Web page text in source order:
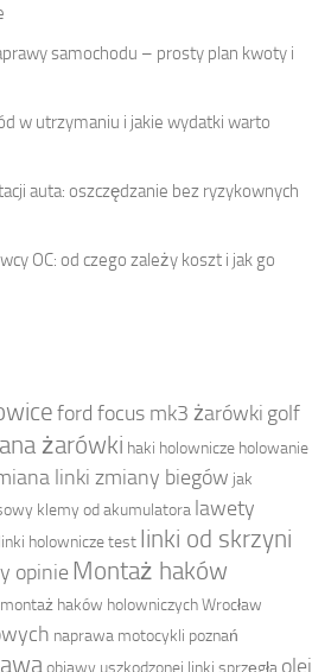
samochodu – prosty plan kwoty i
w utrzymaniu i jakie wydatki warto
auta: oszczędzanie bez ryzykownych
OC: od czego zależy koszt i jak go
ford focus mk3 żarówki golf
żarówki haki holownicze holowanie
linki zmiany biegów jak
klemy od akumulatora lawety
linki holownicze test linki od skrzyni
opinieMontaż haków
montaż haków holowniczych Wrocław
naprawa motocykli poznań
objawy uszkodzonej linki sprzęgła olej